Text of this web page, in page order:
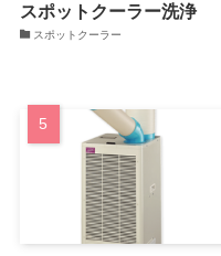
スポットクーラー洗浄
スポットクーラー